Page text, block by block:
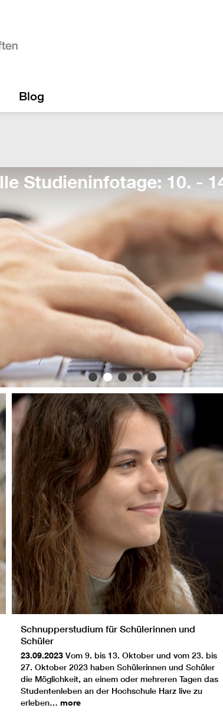
Blog
- 14. August!
Schnupperstudium für Schülerinnen und
Schüler
23.09.2023Vom 9. bis 13. Oktober und vom 23. bis
27. Oktober 2023 haben Schülerinnen und Schüler
die Möglichkeit, an einem oder mehreren Tagen das
Studentenleben an der Hochschule Harz live zu
erleben…more